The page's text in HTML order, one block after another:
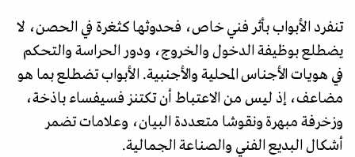
تنفرد الأبواب بأثر فني خاص، فحدوثها كثغرة في الحصن، لا
يضطلع بوظيفة الدخول والخروج، ودور الحراسة والتحكم
في هويات الأجناس المحلية والأجنبية. الأبواب تضطلع بما هو
مضاعف، إذ ليس من الاعتباط أن تكتنز فسيفساء باذخة،
وزخرفة مبهرة ونقوشا متعددة البيان، وعلامات تضمر
أشكال البديع الفني والصناعة الجمالية.